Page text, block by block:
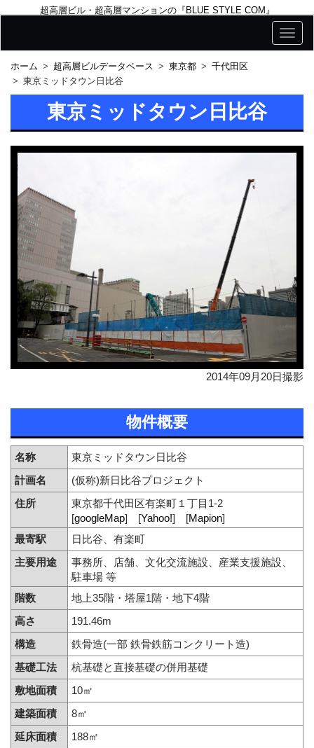
超高層ビル・超高層マンションの『BLUE STYLE COM』
ホーム 超高層ビルデータベース 東京都
千代田区
東京ミッドタウン日比谷
東京ミッドタウン日比谷
2014年09月20日撮影
物件概要
名称
東京ミッドタウン日比谷
計画名
(仮称)新日比谷プロジェクト
住所
東京都千代田区有楽町１丁目1-2
[googleMap] [Yahoo!] [Mapion]
最寄駅
日比谷、有楽町
主要用途
事務所、店舗、文化交流施設、産業支援施設、
駐車場 等
階数
地上35階・塔屋1階・地下4階
高さ
191.46m
構造
鉄骨造(一部 鉄骨鉄筋コンクリート造)
基礎工法
杭基礎と直接基礎の併用基礎
敷地面積
10㎡
建築面積
8㎡
延床面積
188㎡